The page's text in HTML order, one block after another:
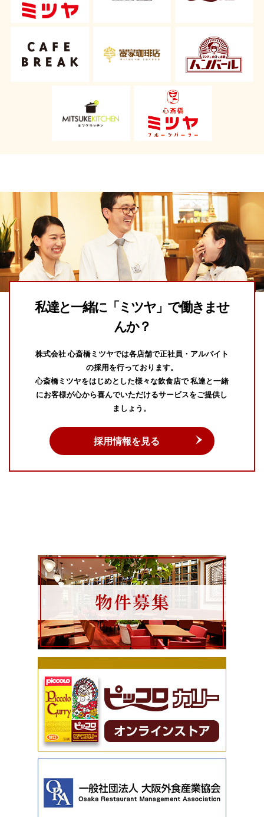
私達と一緒に「ミツヤ」で働きませ
んか？
株式会社 心斎橋ミツヤでは各店舗で正社員・アルバイト
の採用を行っております。
心斎橋ミツヤをはじめとした様々な飲食店で私達と一緒
にお客様が心から喜んでいただけるサービスをご提供し
ましょう。
採用情報を見る